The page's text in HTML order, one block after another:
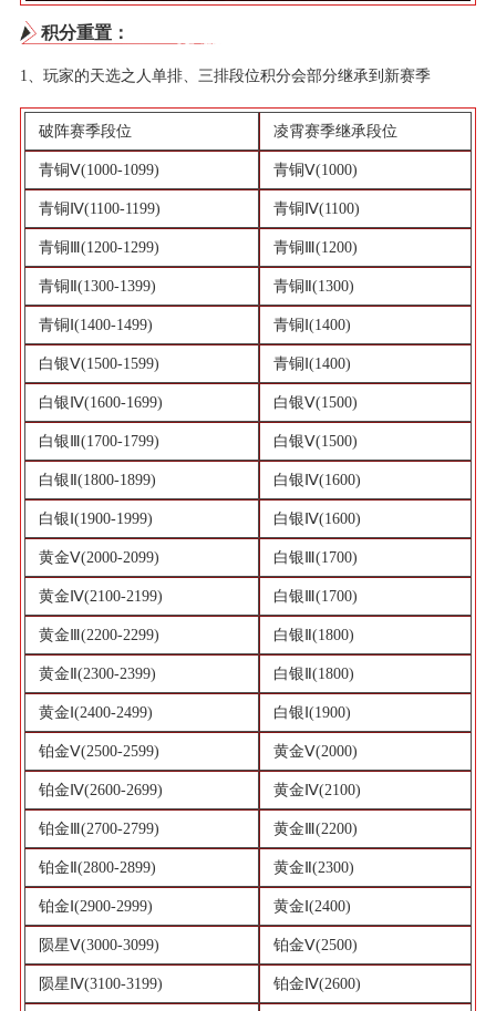
积分重置：
1、玩家的天选之人单排、三排段位积分会部分继承到新赛季
破阵赛季段位 凌霄赛季继承段位
青铜Ⅴ(1000-1099) 青铜Ⅴ(1000)
青铜Ⅳ(1100-1199) 青铜Ⅳ(1100)
青铜Ⅲ(1200-1299) 青铜Ⅲ(1200)
青铜Ⅱ(1300-1399) 青铜Ⅱ(1300)
青铜Ⅰ(1400-1499) 青铜Ⅰ(1400)
白银Ⅴ(1500-1599) 青铜Ⅰ(1400)
白银Ⅳ(1600-1699) 白银Ⅴ(1500)
白银Ⅲ(1700-1799) 白银Ⅴ(1500)
白银Ⅱ(1800-1899) 白银Ⅳ(1600)
白银Ⅰ(1900-1999) 白银Ⅳ(1600)
黄金Ⅴ(2000-2099) 白银Ⅲ(1700)
黄金Ⅳ(2100-2199) 白银Ⅲ(1700)
黄金Ⅲ(2200-2299) 白银Ⅱ(1800)
黄金Ⅱ(2300-2399) 白银Ⅱ(1800)
黄金Ⅰ(2400-2499) 白银Ⅰ(1900)
铂金Ⅴ(2500-2599) 黄金Ⅴ(2000)
铂金Ⅳ(2600-2699) 黄金Ⅳ(2100)
铂金Ⅲ(2700-2799) 黄金Ⅲ(2200)
铂金Ⅱ(2800-2899) 黄金Ⅱ(2300)
铂金Ⅰ(2900-2999) 黄金Ⅰ(2400)
陨星Ⅴ(3000-3099) 铂金Ⅴ(2500)
陨星Ⅳ(3100-3199) 铂金Ⅳ(2600)